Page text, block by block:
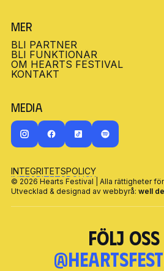
Mer
BLI PARTNER
BLI PARTNER
BLI FUNKTIONÄR
BLI FUNKTIONÄR
OM HEARTS FESTIVAL
OM HEARTS FESTIVAL
KONTAKT
Media
© 2026 Hearts Festival | Alla rättigheter
Utvecklad & designad av webbyrå: well
INTEGRITETSPOLICY
INTEGRITETSPOLICY
Följ oss